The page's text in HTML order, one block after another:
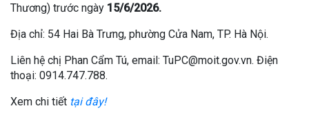
Thương) trước ngày 15/6/2026.
Địa chỉ: 54 Hai Bà Trưng, phường Cửa Nam, TP. Hà Nội.
Liên hệ chị Phan Cẩm Tú, email: TuPC@moit.gov.vn. Điện
thoại: 0914.747.788.
Xem chi tiết tại đây!